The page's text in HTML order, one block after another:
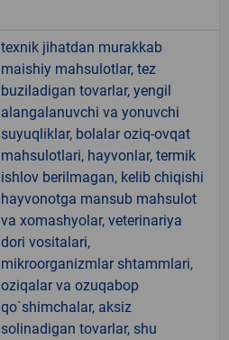
texnik jihatdan murakkab
maishiy mahsulotlar, tez
buziladigan tovarlar, yengil
alangalanuvchi va yonuvchi
suyuqliklar, bolalar oziq-ovqat
mahsulotlari, hayvonlar, termik
ishlov berilmagan, kelib chiqishi
hayvonotga mansub mahsulot
va xomashyolar, veterinariya
dori vositalari,
mikroorganizmlar shtammlari,
oziqalar va ozuqabop
qo`shimchalar, aksiz
solinadigan tovarlar, shu